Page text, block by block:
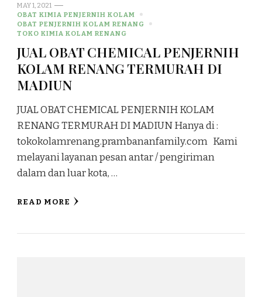
MAY 1, 2021
OBAT KIMIA PENJERNIH KOLAM
OBAT PENJERNIH KOLAM RENANG
TOKO KIMIA KOLAM RENANG
JUAL OBAT CHEMICAL PENJERNIH
KOLAM RENANG TERMURAH DI
MADIUN
JUAL OBAT CHEMICAL PENJERNIH KOLAM
RENANG TERMURAH DI MADIUN Hanya di :
tokokolamrenang.prambananfamily.com Kami
melayani layanan pesan antar / pengiriman
dalam dan luar kota, …
READ MORE